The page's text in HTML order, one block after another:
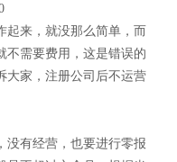
来，就没那么简单，而
不需要费用，这是错误的
大家，注册公司后不运营
有经营，也要进行零报